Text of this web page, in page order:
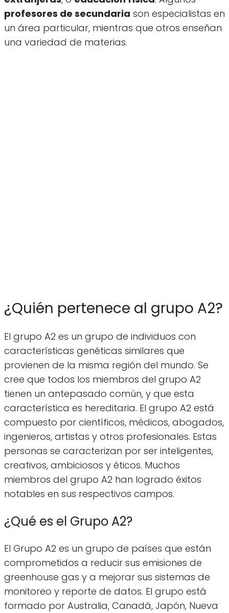
profesores de secundaria son especialistas en
un área particular, mientras que otros enseñan
una variedad de materias.
¿Quién pertenece al grupo A2?
El grupo A2 es un grupo de individuos con
características genéticas similares que
provienen de la misma región del mundo. Se
cree que todos los miembros del grupo A2
tienen un antepasado común, y que esta
característica es hereditaria. El grupo A2 está
compuesto por científicos, médicos, abogados,
ingenieros, artistas y otros profesionales. Estas
personas se caracterizan por ser inteligentes,
creativos, ambiciosos y éticos. Muchos
miembros del grupo A2 han logrado éxitos
notables en sus respectivos campos.
¿Qué es el Grupo A2?
El Grupo A2 es un grupo de países que están
comprometidos a reducir sus emisiones de
greenhouse gas y a mejorar sus sistemas de
monitoreo y reporte de datos. El grupo está
formado por Australia, Canadá, Japón, Nueva